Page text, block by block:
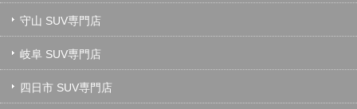
守山 SUV専門店
岐阜 SUV専門店
四日市 SUV専門店